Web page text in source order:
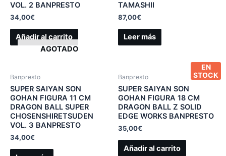
VOL. 2 BANPRESTO
34,00€
Añadir al carrito
TAMASHII
87,00€
Leer más
AGOTADO
Banpresto
SUPER SAIYAN SON
GOHAN FIGURA 11 CM
DRAGON BALL SUPER
CHOSENSHIRETSUDEN
VOL. 3 BANPRESTO
34,00€
EN
STOCK
Banpresto
SUPER SAIYAN SON
GOHAN FIGURA 18 CM
DRAGON BALL Z SOLID
EDGE WORKS BANPRESTO
35,00€
Añadir al carrito